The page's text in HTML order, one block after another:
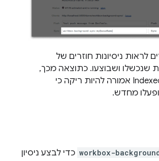
לראות ניסיונות חוזרים של
שנכשלו ושבוצעו. כתוצאה מכך,
החנות IndexedDB אמורה להיות ריקה כי
מחדש.
workbox- כדי לבצע ניסיון